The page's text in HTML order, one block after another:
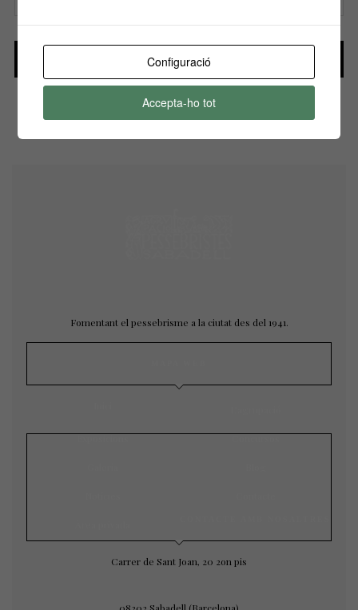
Correu electrònic
He llegit i accepto laPolítica de Privacitat
Fomentant el pessebrisme a la ciutat des del 1941.
Exposicions Concursos
Carrer de Sant Joan, 20 2on pis
Configuració
Accepta-ho tot